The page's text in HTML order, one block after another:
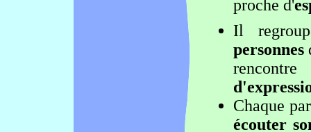
proche d'
Il
personnes
Chaque
écouter